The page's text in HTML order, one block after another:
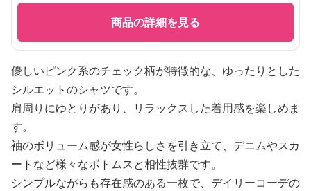
商品の詳細を見る
優しいピンク系のチェック柄が特徴的な、ゆったりとした
シルエットのシャツです。
肩周りにゆとりがあり、リラックスした着用感を楽しめま
す。
袖のボリューム感が女性らしさを引き立て、デニムやスカ
ートなど様々なボトムスと相性抜群です。
シンプルながらも存在感のある一枚で、デイリーコーデの